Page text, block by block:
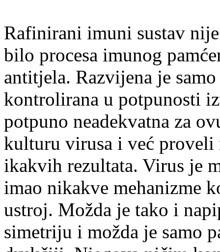
Rafinirani imuni sustav
bilo procesa imunog
antitjela. Razvijena je
kontrolirana u potpunosti
potpuno neadekvatna za
kulturu virusa i već proveli
ikakvih rezultata. Virus je
imao nikakve mehanizme
ustroj. Možda je tako i
simetriju i možda je samo